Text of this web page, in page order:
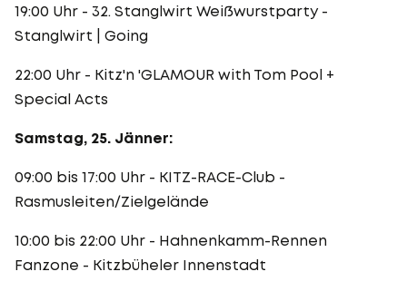
19:00 Uhr - 32. Stanglwirt Weißwurstparty -
Stanglwirt | Going
22:00 Uhr - Kitz'n 'GLAMOUR with Tom Pool +
Special Acts
Samstag, 25. Jänner:
09:00 bis 17:00 Uhr - KITZ-RACE-Club -
Rasmusleiten/Zielgelände
10:00 bis 22:00 Uhr - Hahnenkamm-Rennen
Fanzone - Kitzbüheler Innenstadt